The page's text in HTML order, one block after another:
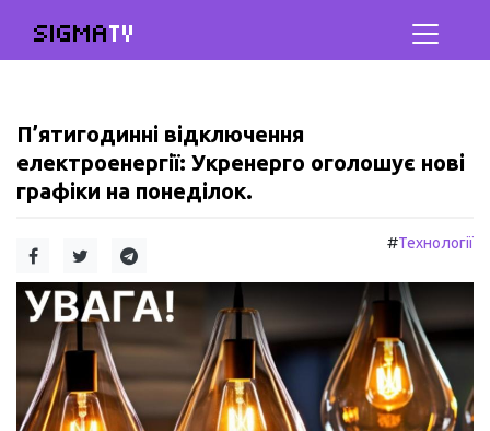
SIGMATV
П’ятигодинні відключення
електроенергії: Укренерго оголошує нові
графіки на понеділок.
#Технології